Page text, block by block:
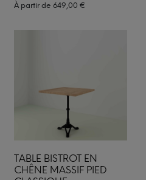
À partir de 649,00 €
TABLE BISTROT EN
CHÊNE MASSIF PIED